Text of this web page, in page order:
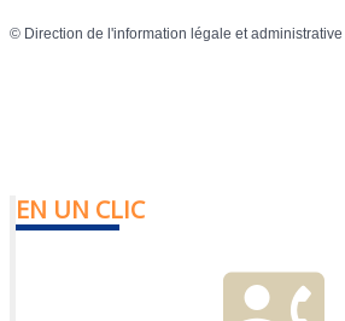
© Direction de l'information légale et administrative
EN UN CLIC